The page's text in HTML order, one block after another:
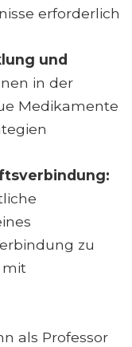
erforderlich
und
in der
Medikamente
zu
mit
als Professor